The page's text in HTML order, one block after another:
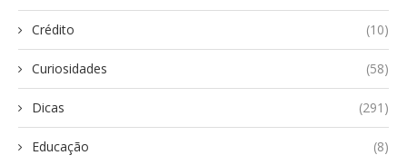
Crédito (10)
Curiosidades (58)
Dicas (291)
Educação (8)